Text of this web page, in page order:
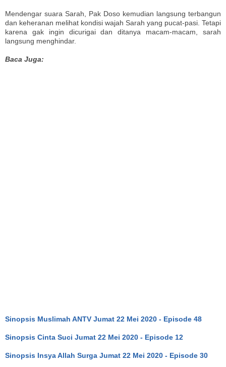
Mendengar suara Sarah, Pak Doso kemudian langsung terbangun
dan keheranan melihat kondisi wajah Sarah yang pucat-pasi. Tetapi
karena gak ingin dicurigai dan ditanya macam-macam, sarah
langsung menghindar.
Baca Juga:
Sinopsis Muslimah ANTV Jumat 22 Mei 2020 - Episode 48
Sinopsis Cinta Suci Jumat 22 Mei 2020 - Episode 12
Sinopsis Insya Allah Surga Jumat 22 Mei 2020 - Episode 30